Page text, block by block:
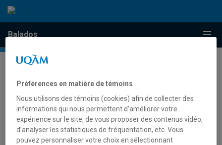
Passer au contenu
Accéder au menu principal
Accéder à la recherche
Passer au contenu
Accéder au menu principal
Balados Menu
ÉMISSIONS DE LA CATÉGORIE «»
Aucun balado ne fait partie de cette catégorie pour le
moment.
Préférences en matière de témoins
Nous utilisons des témoins (cookies) afin de collecter des
informations qui nous permettent d’améliorer votre
expérience sur le site, de vous proposer des contenus vidéo,
d’analyser les statistiques de fréquentation, etc. Vous
pouvez personnaliser votre choix en sélectionnant